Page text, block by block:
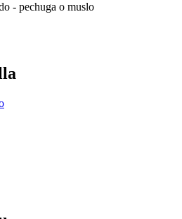
- pechuga o muslo